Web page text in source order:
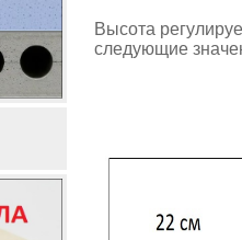
Высота
следующие